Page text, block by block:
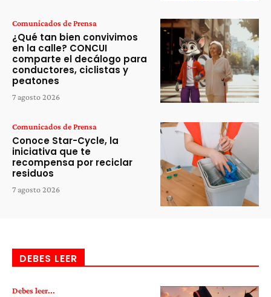
Comunicados de Prensa
¿Qué tan bien convivimos
en la calle? CONCUI
comparte el decálogo para
conductores, ciclistas y
peatones
7 agosto 2026
Comunicados de Prensa
Conoce Star-Cycle, la
iniciativa que te
recompensa por reciclar
residuos
7 agosto 2026
DEBES LEER
Debes leer...